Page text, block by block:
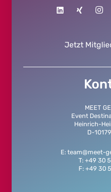
Jetzt
MEET
Event
Heinrich-
D-
E: team@meet-
T: +49 30
F: +49 30